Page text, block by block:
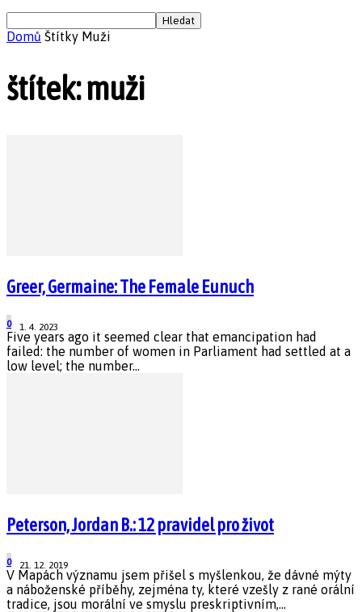
Domů Štítky Muži
štítek: muži
Greer, Germaine: The Female Eunuch
1. 4. 2023
0
Five years ago it seemed clear that emancipation had
failed: the number of women in Parliament had settled at a
low level; the number...
Peterson, Jordan B.: 12 pravidel pro život
21. 12. 2019
0
V Mapách významu jsem přišel s myšlenkou, že dávné mýty
a náboženské příběhy, zejména ty, které vzešly z rané orální
tradice, jsou morální ve smyslu preskriptivním,...